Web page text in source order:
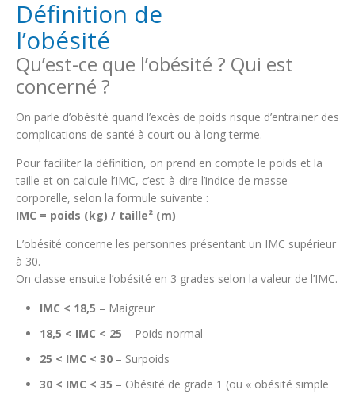
Obésité et Maltraitance
Education Thérapeutique du Patient (ETP) - mention
Journée Territoriale de l’Obésité
Webinaire et sensibilisation à l’obésité
Troubles du Comportement Alimentaire (TCA)
Questions/Réponses FAQ
PROXOB
Troubles du Comportement Alimentaire (TCA)
Où s’adresser
Questions/réponses FAQ
REPPOP A
Définition de
l’obésité
Qu’est-ce que l’obésité ? Qui est
concerné ?
On parle d’obésité quand l’excès de poids risque d’entrainer des
complications de santé à court ou à long terme.
Pour faciliter la définition, on prend en compte le poids et la
taille et on calcule l’IMC, c’est-à-dire l’indice de masse
corporelle, selon la formule suivante :
IMC = poids (kg) / taille² (m)
L’obésité concerne les personnes présentant un IMC supérieur
à 30.
On classe ensuite l’obésité en 3 grades selon la valeur de l’IMC.
IMC < 18,5 – Maigreur
18,5 < IMC < 25 – Poids normal
25 < IMC < 30 – Surpoids
30 < IMC < 35 – Obésité de grade 1 (ou « obésité simple